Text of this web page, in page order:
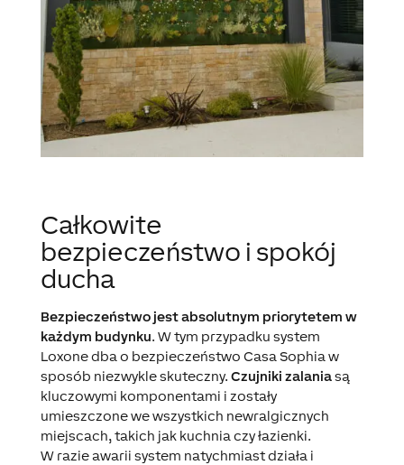
Całkowite
bezpieczeństwo i spokój
ducha
Bezpieczeństwo jest absolutnym priorytetem w
każdym budynku. W tym przypadku system
Loxone dba o bezpieczeństwo Casa Sophia w
sposób niezwykle skuteczny. Czujniki zalaniasą
kluczowymi komponentami i zostały
umieszczone we wszystkich newralgicznych
miejscach, takich jak kuchnia czy łazienki.
W razie awarii system natychmiast działa i